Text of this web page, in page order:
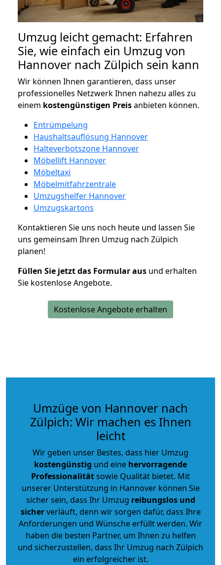
Umzug leicht gemacht: Erfahren
Sie, wie einfach ein Umzug von
Hannover nach Zülpich sein kann
Wir können Ihnen garantieren, dass unser
professionelles Netzwerk Ihnen nahezu alles zu
einem kostengünstigen Preisanbieten können.
Entrümpelung
Haushaltsauflösung Hannover
Halteverbotszone Hannover
Möbellift Hannover
Möbeltaxi
Möbelmitfahrzentrale
Umzugshelfer Hannover
Umzugskartons
Kontaktieren Sie uns noch heute und lassen Sie
uns gemeinsam Ihren Umzug nach Zülpich
planen!
Füllen Sie jetzt das Formular aus und erhalten
Sie kostenlose Angebote.
Kostenlose Angebote erhalten
Umzüge von Hannover nach
Zülpich: Wir machen es Ihnen
leicht
Wir geben unser Bestes, dass hier Umzug
kostengünstig und eine hervorragende
Professionalitätsowie Qualität bietet. Mit
unserer Unterstützung in Hannover können Sie
sicher sein, dass Ihr Umzug reibungslos und
sicherverläuft, denn wir sorgen dafür, dass Ihre
Anforderungen und Wünsche erfüllt werden. Wir
haben die besten Partner, um Ihnen zu helfen
und sicherzustellen, dass Ihr Umzug nach Zülpich
ein erfolgreicher ist.